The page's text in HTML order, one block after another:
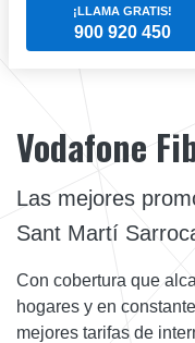
¡LLAMA GRATIS!
900 920 450
Vodafone
Las mejores
Sant Martí
Con cobertura que
hogares y en
mejores tarifas de